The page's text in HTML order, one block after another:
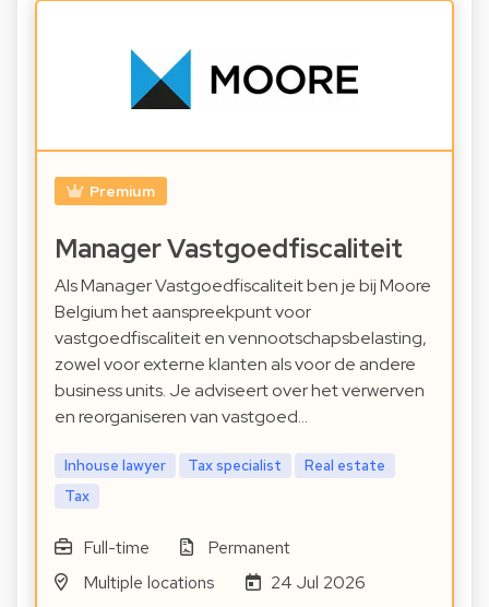
Premium
Manager Vastgoedfiscaliteit
Als Manager Vastgoedfiscaliteit ben je bij Moore
Belgium het aanspreekpunt voor
vastgoedfiscaliteit en vennootschapsbelasting,
zowel voor externe klanten als voor de andere
business units. Je adviseert over het verwerven
en reorganiseren van vastgoed…
Inhouse lawyer Tax specialist
Real estate
Tax
Full-time
Permanent
Multiple locations
24 Jul 2026